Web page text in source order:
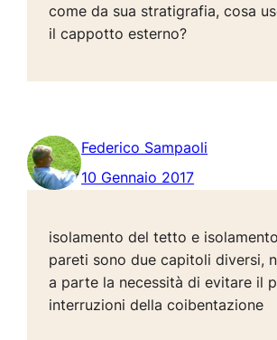
come da sua stratigrafia, cosa
il cappotto esterno?
Federico Sampaoli
10 Gennaio 2017
isolamento del tetto e
pareti sono due capitoli diversi,
a parte la necessità di evitare il
interruzioni della coibentazione